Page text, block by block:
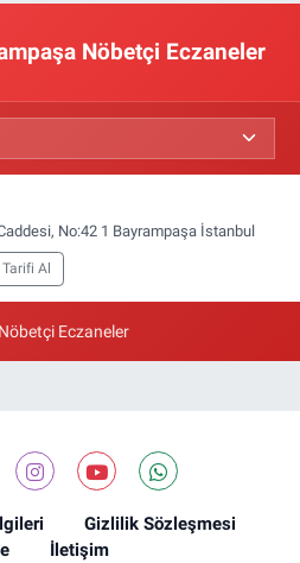
Nöbetçi Eczaneler
No:42 1 Bayrampaşa İstanbul
Al
Eczaneler
Gizlilik Sözleşmesi
İletişim